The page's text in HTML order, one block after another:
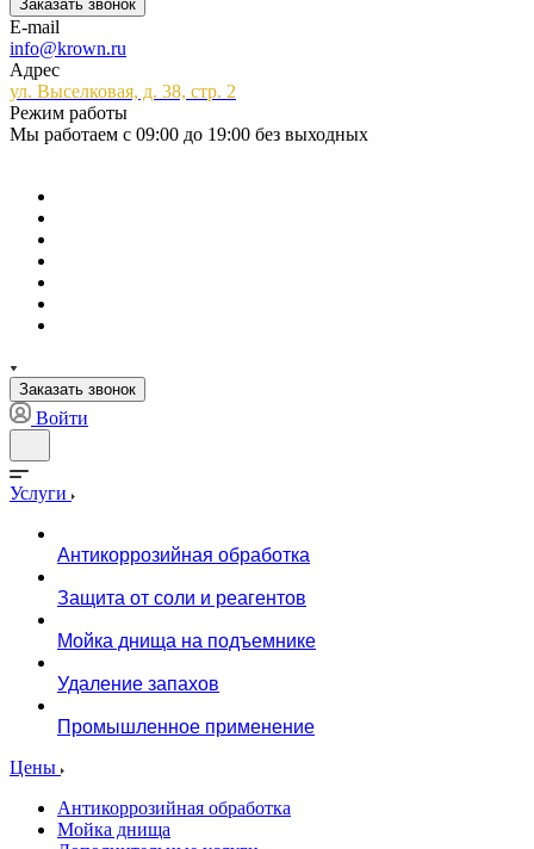
Заказать звонок
E-mail
info@krown.ru
Адрес
ул. Выселковая, д. 38, стр. 2
Режим работы
Мы работаем с 09:00 до 19:00 без выходных
Заказать звонок
Войти
Услуги
Антикоррозийная обработка
Защита от соли и реагентов
Мойка днища на подъемнике
Удаление запахов
Промышленное применение
Цены
Антикоррозийная обработка
Мойка днища